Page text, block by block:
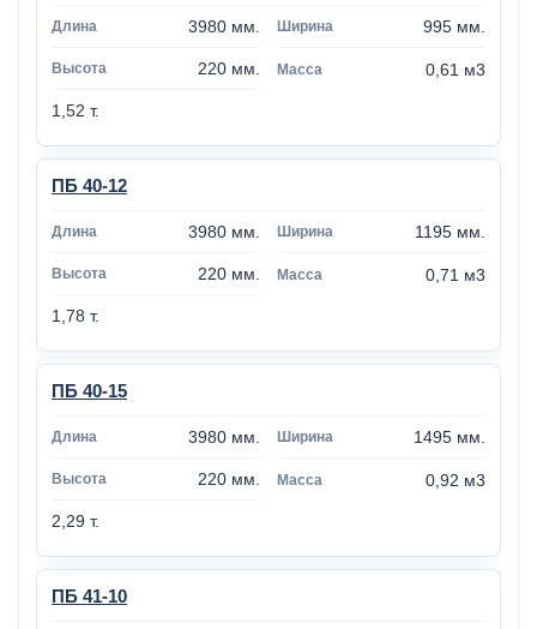
3980 мм. 995 мм.
220 мм. 0,61 м3
1,52 т.
ПБ 40-12
3980 мм. 1195 мм.
220 мм. 0,71 м3
1,78 т.
ПБ 40-15
3980 мм. 1495 мм.
220 мм. 0,92 м3
2,29 т.
ПБ 41-10